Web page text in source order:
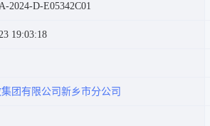
2024-D-E05342C01
19:03:18
团有限公司新乡市分公司